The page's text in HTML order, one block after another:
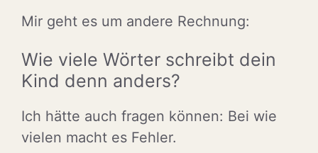
Mir geht es um andere Rechnung:
Wie viele Wörter schreibt dein
Kind denn anders?
Ich hätte auch fragen können: Bei wie
vielen macht es Fehler.